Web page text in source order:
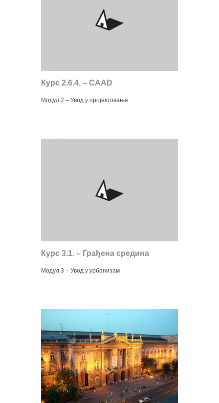
Курс 2.6.4. – CAAD
Модул 2 – Увод у пројектовање
Курс 3.1. – Грађена средина
Модул 3 – Увод у урбанизам